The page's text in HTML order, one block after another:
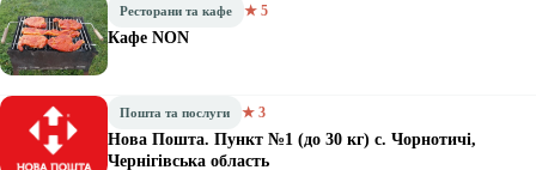
Ресторани та кафе ★ 5
Кафе NON
Пошта та послуги ★ 3
Нова Пошта. Пункт №1 (до 30 кг) с. Чорнотичі,
Чернігівська область